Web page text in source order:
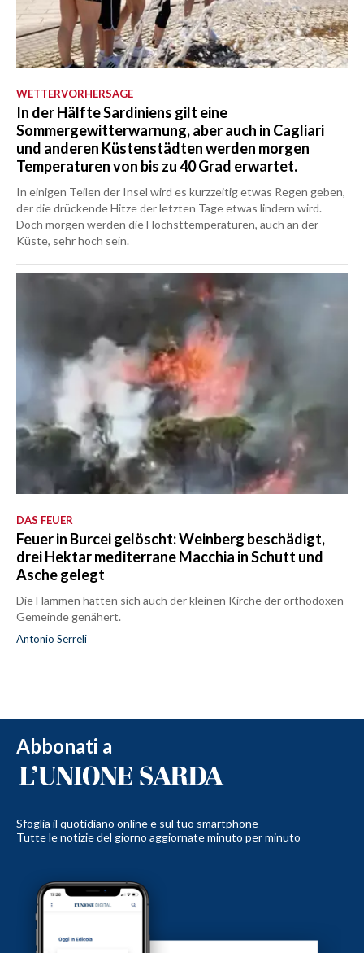
WETTERVORHERSAGE
In der Hälfte Sardiniens gilt eine
Sommergewitterwarnung, aber auch in Cagliari
und anderen Küstenstädten werden morgen
Temperaturen von bis zu 40 Grad erwartet.
In einigen Teilen der Insel wird es kurzzeitig etwas Regen geben,
der die drückende Hitze der letzten Tage etwas lindern wird.
Doch morgen werden die Höchsttemperaturen, auch an der
Küste, sehr hoch sein.
DAS FEUER
Feuer in Burcei gelöscht: Weinberg beschädigt,
drei Hektar mediterrane Macchia in Schutt und
Asche gelegt
Die Flammen hatten sich auch der kleinen Kirche der orthodoxen
Gemeinde genähert.
Antonio Serreli
Abbonati a
Sfoglia il quotidiano online e sul tuo smartphone
Tutte le notizie del giorno aggiornate minuto per minuto